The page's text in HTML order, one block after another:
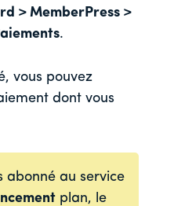
> MemberPress >
.
vous pouvez
dont vous
abonné au service
plan, le